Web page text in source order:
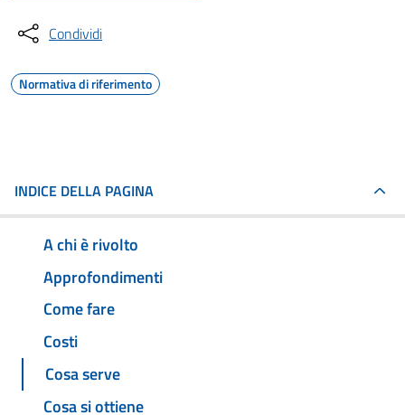
Condividi
Normativa di riferimento
INDICE DELLA PAGINA
A chi è rivolto
Approfondimenti
Come fare
Costi
Cosa serve
Cosa si ottiene